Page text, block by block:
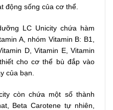
động sống của cơ thể.
LC Unicity chứa hàm
A, nhóm Vitamin B: B1,
D, Vitamin E, Vitamin
cho cơ thể bù đắp vào
của bạn.
còn chứa một số thành
Beta Carotene tự nhiên,